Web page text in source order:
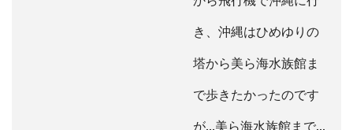
き、沖縄はひめゆりの
塔から美ら海水族館ま
で歩きたかったのです